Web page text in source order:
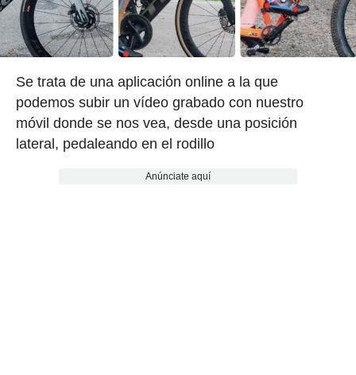
Se trata de una aplicación online a la que
podemos subir un vídeo grabado con nuestro
móvil donde se nos vea, desde una posición
lateral, pedaleando en el rodillo
Anúnciate aquí